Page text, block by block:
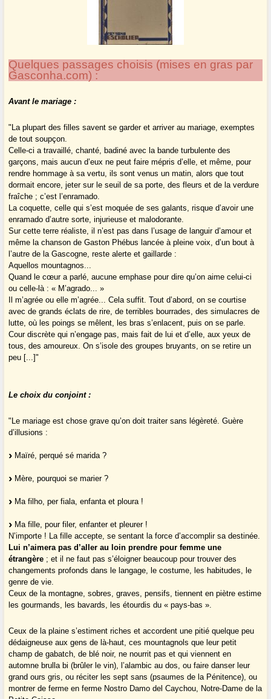
Quelques passages choisis (mises en gras par
Gasconha.com) :
Avant le mariage :
"La plupart des filles savent se garder et arriver au mariage, exemptes
de tout soupçon.
Celle-ci a travaillé, chanté, badiné avec la bande turbulente des
garçons, mais aucun d’eux ne peut faire mépris d’elle, et même, pour
rendre hommage à sa vertu, ils sont venus un matin, alors que tout
dormait encore, jeter sur le seuil de sa porte, des fleurs et de la verdure
fraîche ; c’est l’enramado.
La coquette, celle qui s’est moquée de ses galants, risque d’avoir une
enramado d’autre sorte, injurieuse et malodorante.
Sur cette terre réaliste, il n’est pas dans l’usage de languir d’amour et
même la chanson de Gaston Phébus lancée à pleine voix, d’un bout à
l’autre de la Gascogne, reste alerte et gaillarde :
Aquellos mountagnos...
Quand le cœur a parlé, aucune emphase pour dire qu’on aime celui-ci
ou celle-là : « M’agrado... »
Il m’agrée ou elle m’agrée... Cela suffit. Tout d’abord, on se courtise
avec de grands éclats de rire, de terribles bourrades, des simulacres de
lutte, où les poings se mêlent, les bras s’enlacent, puis on se parle.
Cour discrète qui n’engage pas, mais fait de lui et d’elle, aux yeux de
tous, des amoureux. On s’isole des groupes bruyants, on se retire un
peu [...]"
Le choix du conjoint :
"Le mariage est chose grave qu’on doit traiter sans légèreté. Guère
d’illusions :
Maïré, perqué sé marida ?
Mère, pourquoi se marier ?
Ma filho, per fiala, enfanta et ploura !
Ma fille, pour filer, enfanter et pleurer !
N’importe ! La fille accepte, se sentant la force d’accomplir sa destinée.
Lui n’aimera pas d’aller au loin prendre pour femme une
étrangère ; et il ne faut pas s’éloigner beaucoup pour trouver des
changements profonds dans le langage, le costume, les habitudes, le
genre de vie.
Ceux de la montagne, sobres, graves, pensifs, tiennent en piètre estime
les gourmands, les bavards, les étourdis du « pays-bas ».
Ceux de la plaine s’estiment riches et accordent une pitié quelque peu
dédaigneuse aux gens de là-haut, ces mountagnols que leur petit
champ de gabatch, de blé noir, ne nourrit pas et qui viennent en
automne brulla bi (brûler le vin), l’alambic au dos, ou faire danser leur
grand ours gris, ou réciter les sept sans (psaumes de la Pénitence), ou
montrer de ferme en ferme Nostro Damo del Caychou, Notre-Dame de la